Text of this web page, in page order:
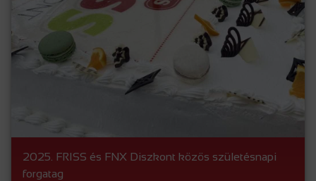
2025. FRISS és FNX Diszkont közös születésnapi
forgatag